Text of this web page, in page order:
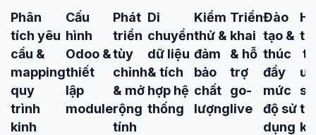
Phân
tích yêu
cầu &
mapping
quy
trình
kinh
Cấu
hình
Odoo &
thiết
lập
module
Phát
triển
tùy
chỉnh
& mở
rộng
tính
Di
chuyển
dữ liệu
& tích
hợp hệ
thống
Kiểm
thử &
đảm
bảo
chất
lượng
Triển
khai
& hỗ
trợ
go-
live
Đào
tạo &
thúc
đẩy
mức
độ sử
dụng
Hỗ
ưu